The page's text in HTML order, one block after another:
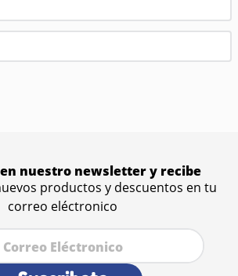
nuestro newsletter y recibe
productos y descuentos en tu
correo eléctronico